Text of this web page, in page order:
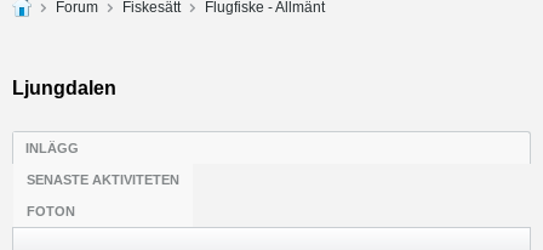
Forum Fiskesätt Flugfiske - Allmänt
Ljungdalen
INLÄGG
SENASTE AKTIVITETEN
FOTON